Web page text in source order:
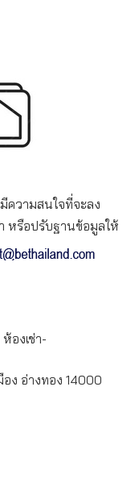
ความสนใจที่จะลง
หรือปรับฐานข้อมูลให้
องเช่า-
ง อ่างทอง 14000